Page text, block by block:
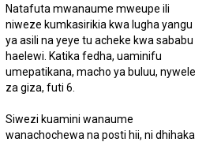
Natafuta mwanaume mweupe ili
niweze kumkasirikia kwa lugha yangu
ya asili na yeye tu acheke kwa sababu
haelewi. Katika fedha, uaminifu
umepatikana, macho ya buluu, nywele
za giza, futi 6.
Siwezi kuamini wanaume
wanachochewa na posti hii, ni dhihaka